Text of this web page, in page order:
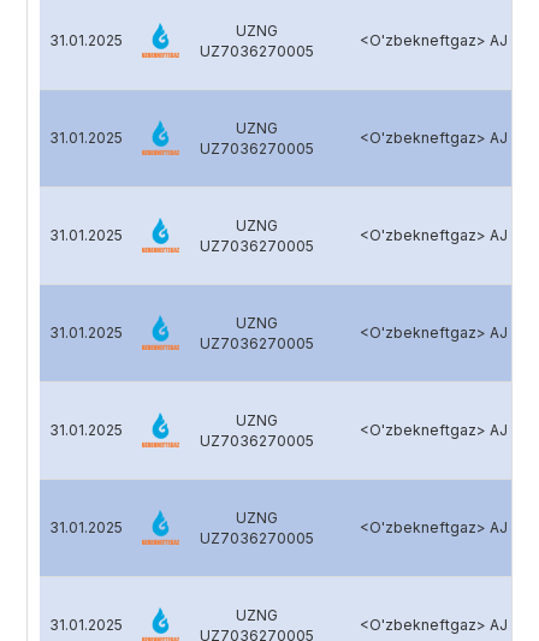
31.01.2025
UZNG
UZ7036270005
<O'zbekneftgaz> AJ
31.01.2025
UZNG
UZ7036270005
<O'zbekneftgaz> AJ
31.01.2025
UZNG
UZ7036270005
<O'zbekneftgaz> AJ
31.01.2025
UZNG
UZ7036270005
<O'zbekneftgaz> AJ
31.01.2025
UZNG
UZ7036270005
<O'zbekneftgaz> AJ
31.01.2025
UZNG
UZ7036270005
<O'zbekneftgaz> AJ
31.01.2025
UZNG
UZ7036270005
<O'zbekneftgaz> AJ